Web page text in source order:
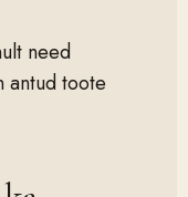
need
antud toote